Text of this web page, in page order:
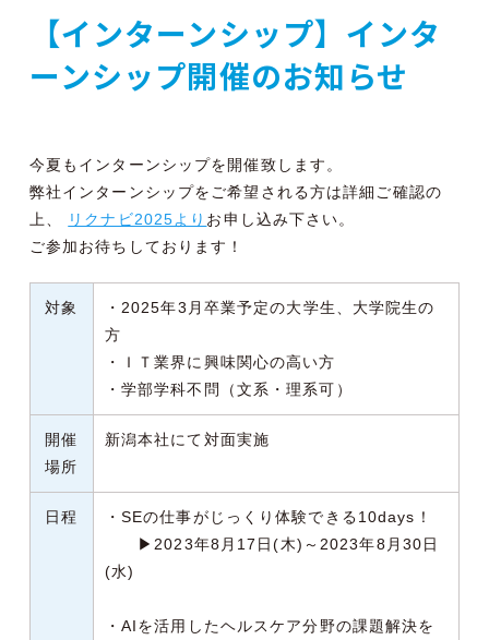
【インターンシップ】インタ
ーンシップ開催のお知らせ
今夏もインターンシップを開催致します。
弊社インターンシップをご希望される方は詳細ご確認の
上、
リクナビ2025より お申し込み下さい。
ご参加お待ちしております！
対象
・2025年3月卒業予定の大学生、大学院生の
方
・ＩＴ業界に興味関心の高い方
・学部学科不問（文系・理系可）
開催
場所
新潟本社にて対面実施
日程
・SEの仕事がじっくり体験できる10days！
▶2023年8月17日(木)～2023年8月30日
(水)
・AIを活用したヘルスケア分野の課題解決を